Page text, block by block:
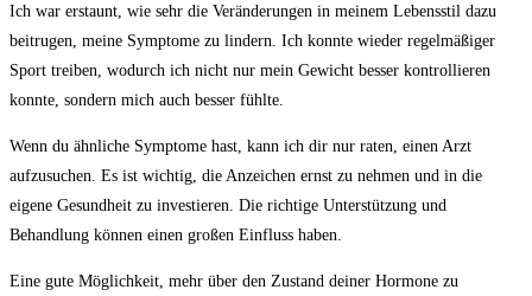
Ich war erstaunt, wie sehr ​die Veränderungen in meinem Lebensstil dazu
beitrugen, meine Symptome zu ‍lindern. Ich ‍konnte wieder regelmäßiger
Sport​ treiben, wodurch ich nicht ⁣nur⁣ mein Gewicht besser kontrollieren
⁢konnte, sondern ​mich auch⁣ besser fühlte.
Wenn du ähnliche⁢ Symptome hast, ‌kann ich ​dir⁣ nur⁤ raten, einen Arzt
⁤aufzusuchen. Es ist ‍wichtig, ⁤die Anzeichen ernst‌ zu nehmen und​ in die
eigene Gesundheit zu investieren.⁣ Die richtige⁣ Unterstützung und
Behandlung können einen großen​ Einfluss haben.
Eine gute Möglichkeit, mehr über den Zustand deiner Hormone zu